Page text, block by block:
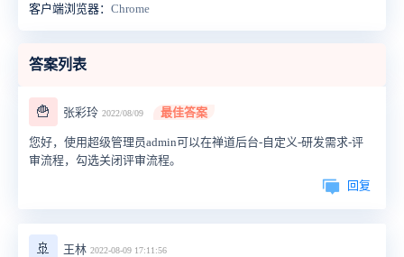
客户端浏览器： Chrome
答案列表
🍟 张彩玲 2022/08/09 最佳答案
您好，使用超级管理员admin可以在禅道后台-自定义-研发需求-评
审流程，勾选关闭评审流程。
回复
🚢 王林 2022-08-09 17:11:56